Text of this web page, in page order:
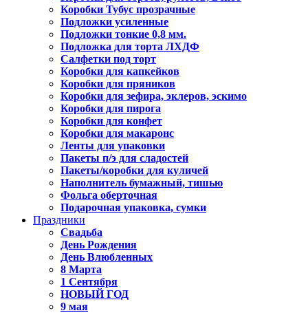
Коробки Тубус прозрачные
Подложки усиленные
Подложки тонкие 0,8 мм.
Подложка для торта ЛХДФ
Салфетки под торт
Коробки для капкейков
Коробки для пряников
Коробки для зефира, эклеров, эскимо
Коробки для пирога
Коробки для конфет
Коробки для макаронс
Ленты для упаковки
Пакеты п/э для сладостей
Пакеты/коробки для куличей
Наполнитель бумажный, тишью
Фольга оберточная
Подарочная упаковка, сумки
Праздники
Свадьба
День Рождения
День Влюбленных
8 Марта
1 Сентября
НОВЫЙ ГОД
9 мая